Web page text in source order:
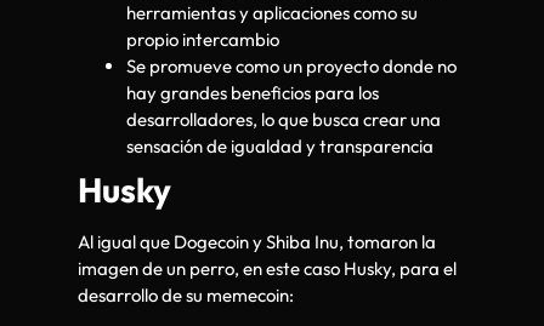
herramientas y aplicaciones como su
propio intercambio
Se promueve como un proyecto donde no
hay grandes beneficios para los
desarrolladores, lo que busca crear una
sensación de igualdad y transparencia
Husky
Al igual que Dogecoin y Shiba Inu, tomaron la
imagen de un perro, en este caso Husky, para el
desarrollo de su memecoin: